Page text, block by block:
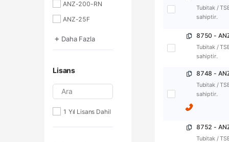
ANZ-200-RN
ANZ-25F
ANZ-300F
ANZ-50-RN
ANZ-80F
+ Daha Fazla
Lisans
Ara
1 Yıl Lisans Dahil
Tubitak /
sahiptir.
Tubitak /
sahiptir.
Tubitak /
sahiptir.
Tubitak /